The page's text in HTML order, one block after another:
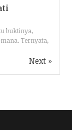
buktinya,
Ternyata,
Next »